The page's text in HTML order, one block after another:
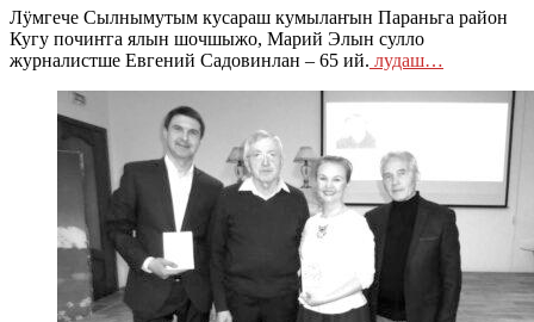
Лӱмгече Сылнымутым кусараш кумылаҥын Параньга район
Кугу почиҥга ялын шочшыжо, Марий Элын сулло
журналистше Евгений Садовинлан – 65 ий. лудаш…